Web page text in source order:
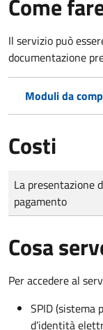
Il servizio può
documentazione
Moduli da
Costi
Tipo di pagamento
Importo
La presentazione
pagamento
Cosa
Per accedere al
SPID (sistema
d’identità